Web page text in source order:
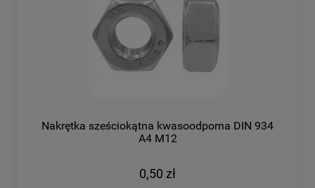
Nakrętka sześciokątna kwasoodporna DIN 934
A4 M12
0,50 zł